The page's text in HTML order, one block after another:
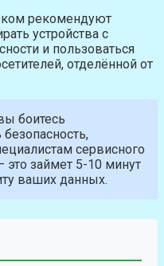
рекомендуют
устройства с
и пользоваться
отделённой от
боитесь
безопасность,
сервисного
это займет 5-10 минут
ваших данных.